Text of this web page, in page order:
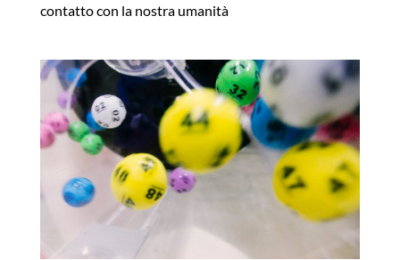
contatto con la nostra umanità